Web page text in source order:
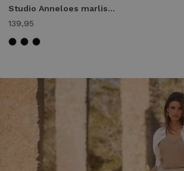
Studio Anneloes marlise barrel trousers 94861 Broek 9000 black
139,95